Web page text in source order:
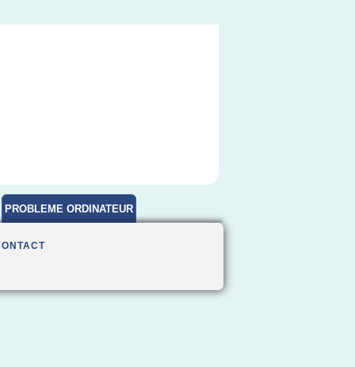
PROBLEME ORDINATEUR